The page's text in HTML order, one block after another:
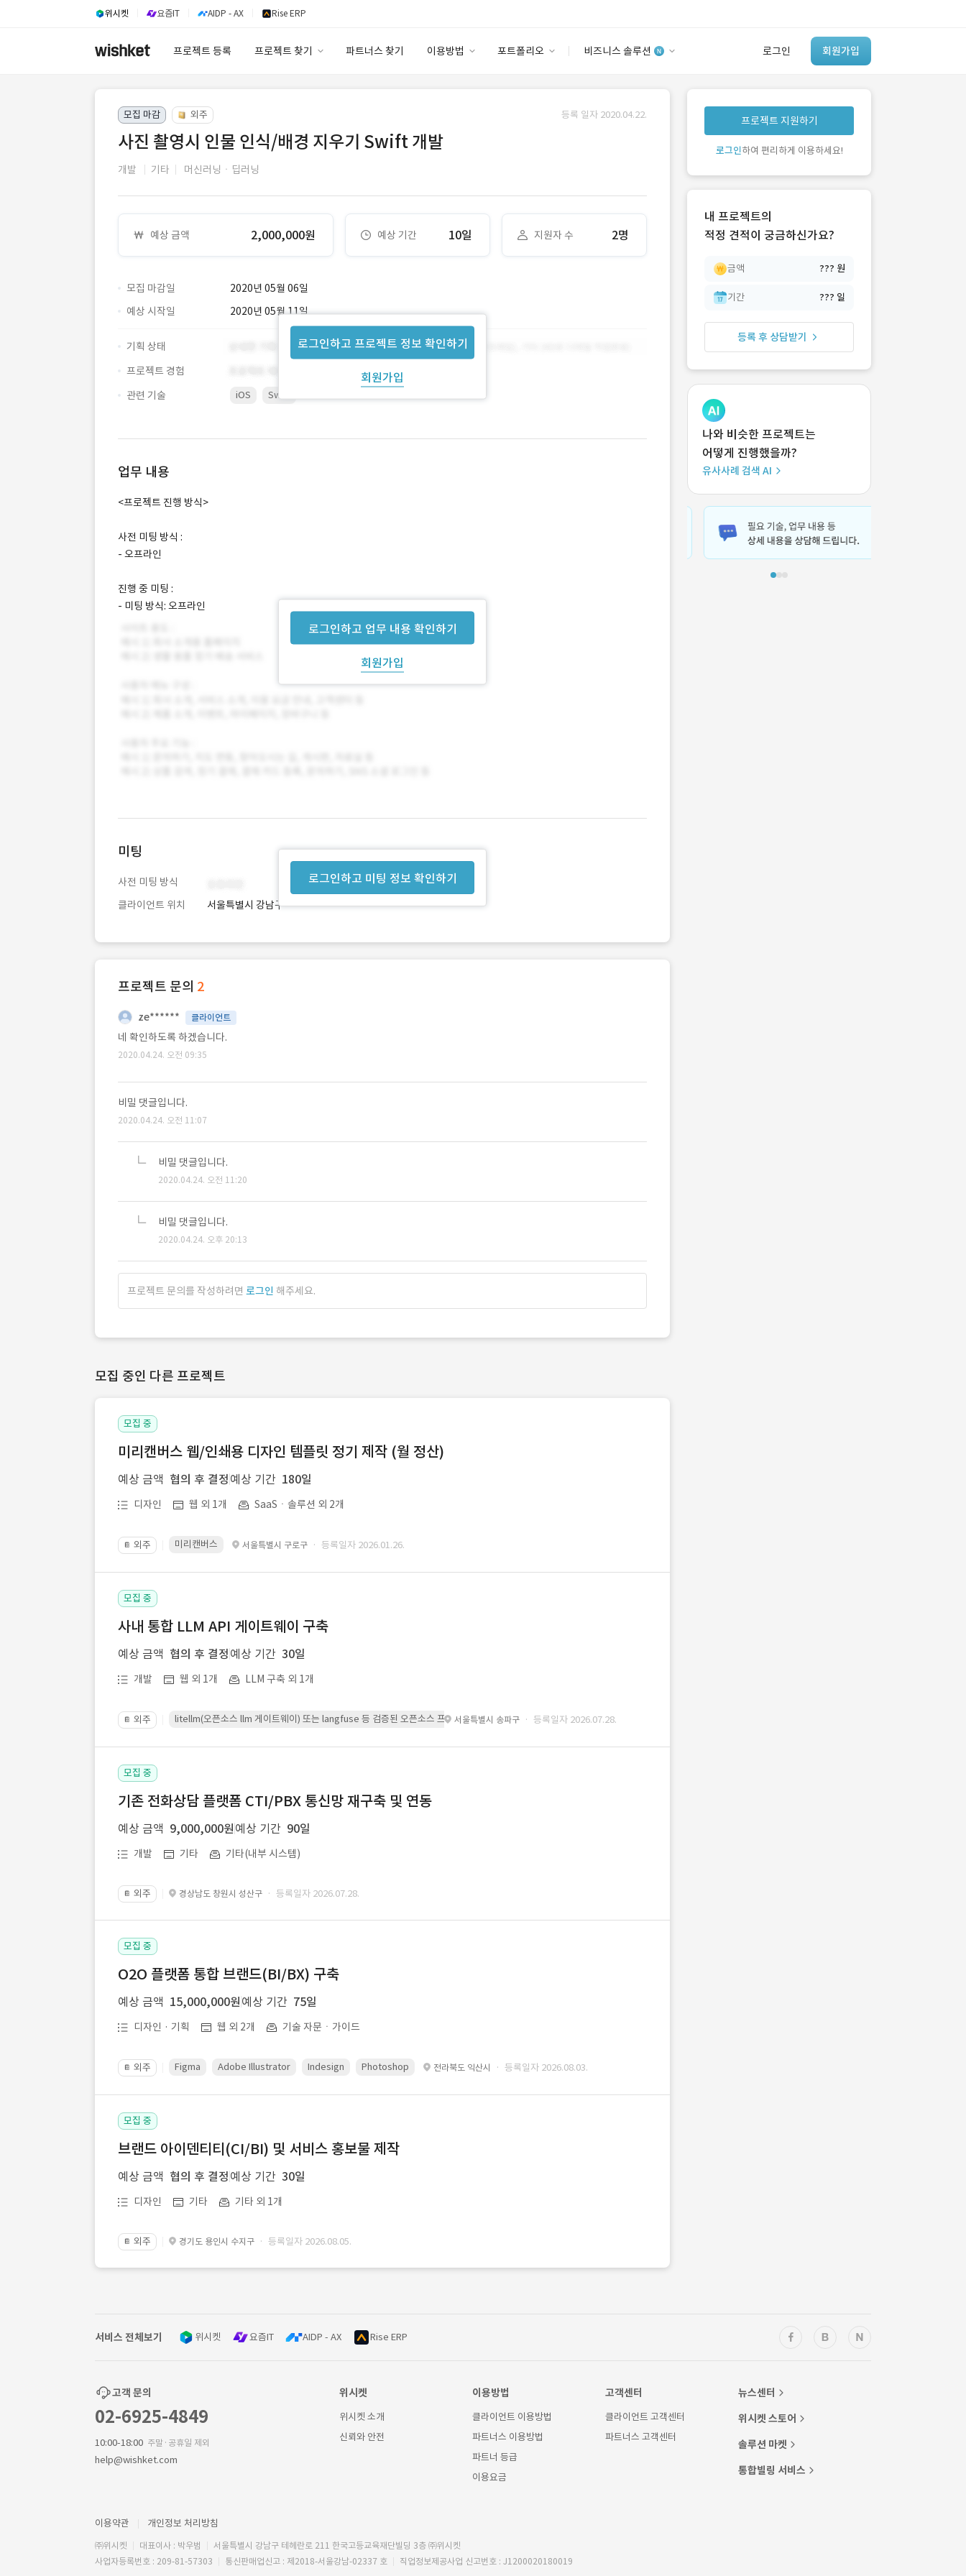
위시켓 요즘IT AIDP - AX Rise ERP
프로젝트 등록 프로젝트 찾기 파트너스 찾기 이용방법 포트폴리오 비즈니스 솔루션 로그인 회원가입
이용요금
고객센터
안심 코드 케어
유사사례 검색 AI
‘이런 거’ 만들어본
개발 회사 있어?
모집 마감 외주 등록 일자 2020.04.22.
사진 촬영시 인물 인식/배경 지우기 Swift 개발
개발 기타 머신러닝ㆍ딥러닝
예상 금액 2,000,000원 예상 기간 10일 지원자 수 2명
모집 마감일 2020년 05월 06일
로그인하고 프로젝트 정보 확인하기
회원가입
예상 시작일 2020년 05월 11일
기획 상태
프로젝트 경험
관련 기술
iOS Swift
업무 내용
로그인하고 업무 내용 확인하기
회원가입
<프로젝트 진행 방식>
사전 미팅 방식 :
- 오프라인
진행 중 미팅 :
- 미팅 방식: 오프라인
로그인하고 미팅 정보 확인하기
미팅
사전 미팅 방식
클라이언트 위치
서울특별시 강남구
프로젝트 문의 2
ze****** 클라이언트
네 확인하도록 하겠습니다.
2020.04.24. 오전 09:35
비밀 댓글입니다.
2020.04.24. 오전 11:07
비밀 댓글입니다.
2020.04.24. 오전 11:20
비밀 댓글입니다.
2020.04.24. 오후 20:13
프로젝트 문의를 작성하려면 로그인 해주세요.
모집 중인 다른 프로젝트
모집 중
미리캔버스 웹/인쇄용 디자인 템플릿 정기 제작 (월 정산)
예상 금액 협의 후 결정 예상 기간 180일
디자인 웹 외 1개 SaaSㆍ솔루션 외 2개
📔 외주 미리캔버스 서울특별시 구로구 · 등록일자 2026.01.26.
모집 중
사내 통합 LLM API 게이트웨이 구축
예상 금액 협의 후 결정 예상 기간 30일
개발 웹 외 1개 LLM 구축 외 1개
📔 외주 litellm(오픈소스 llm 게이트웨이) 또는 langfuse 등 검증된 오픈소스 프레임워크를 기반으로 시스템을 구축
서울특별시 송파구 · 등록일자 2026.07.28.
모집 중
기존 전화상담 플랫폼 CTI/PBX 통신망 재구축 및 연동
예상 금액 9,000,000원 예상 기간 90일
개발 기타 기타(내부 시스템)
📔 외주 경상남도 창원시 성산구 · 등록일자 2026.07.28.
모집 중
O2O 플랫폼 통합 브랜드(BI/BX) 구축
예상 금액 15,000,000원 예상 기간 75일
디자인 · 기획 웹 외 2개 기술 자문ㆍ가이드
📔 외주 Figma Adobe Illustrator Indesign Photoshop 전라북도 익산시 · 등록일자 2026.08.03.
모집 중
브랜드 아이덴티티(CI/BI) 및 서비스 홍보물 제작
예상 금액 협의 후 결정 예상 기간 30일
디자인 기타 기타 외 1개
📔 외주 경기도 용인시 수지구 · 등록일자 2026.08.05.
프로젝트 지원하기
로그인하여 편리하게 이용하세요!
내 프로젝트의
적정 견적이 궁금하신가요?
금액 ??? 원
기간 ??? 일
등록 후 상담받기
나와 비슷한 프로젝트는
어떻게 진행했을까?
유사사례 검색 AI
서비스 전체보기 위시켓 요즘IT AIDP - AX Rise ERP
고객 문의
02-6925-4849
10:00-18:00 주말·공휴일 제외
help@wishket.com
위시켓
위시켓 소개
신뢰와 안전
이용방법
클라이언트 이용방법
파트너스 이용방법
파트너 등급
이용요금
고객센터
클라이언트 고객센터
파트너스 고객센터
뉴스센터
위시켓 스토어
솔루션 마켓
통합빌링 서비스
이용약관 개인정보 처리방침
㈜위시켓 대표이사 : 박우범
서울특별시 강남구 테헤란로 211 한국고등교육재단빌딩 3층 ㈜위시켓
사업자등록번호 : 209-81-57303
통신판매업신고 : 제2018-서울강남-02337 호 직업정보제공사업 신고번호 : J1200020180019